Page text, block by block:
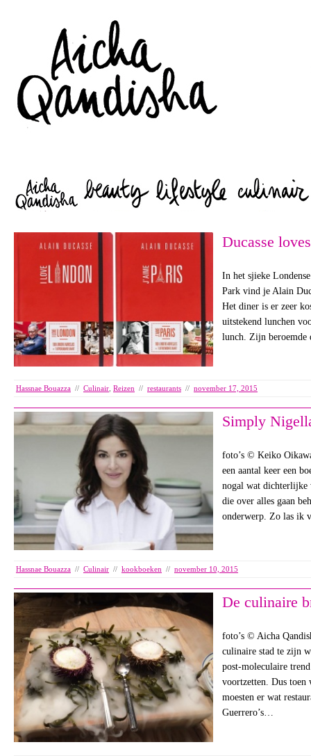
Ducasse
In het sjieke
Park vind je Alain
Het diner is er zeer
uitstekend lunchen
lunch. Zijn beroemde
Hassnae Bouazza // Culinair Reizen // restaurants // november 17, 2015
Simply
foto’s © Keiko
een aantal keer een
nogal wat dichterlijke
die over alles gaan
onderwerp. Zo las ik
Hassnae Bouazza // Culinair // kookboeken // november 10, 2015
De culinaire
foto’s © Aicha
culinaire stad te zijn
post-moleculaire
voortzetten. Dus toen
moesten er wat
Guerrero’s…